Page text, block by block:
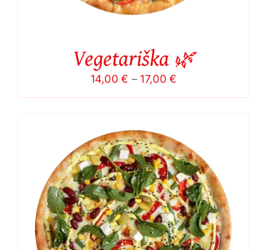
Vegetariška 🌿
14,00€ – 17,00€
range:
14,00 €
17,00 €